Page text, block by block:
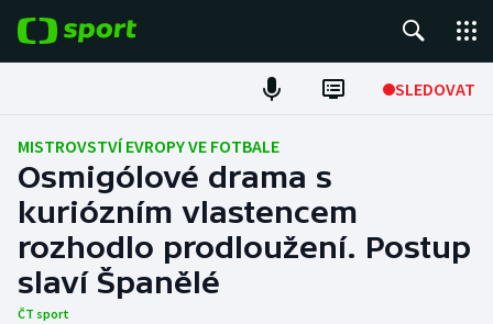
SLEDOVAT
Fotbal
Hokej
Tenis
Atletika
MISTROVSTVÍ EVROPY VE FOTBALE
Osmigólové drama s
kuriózním vlastencem
rozhodlo prodloužení. Postup
slaví Španělé
ČT sport